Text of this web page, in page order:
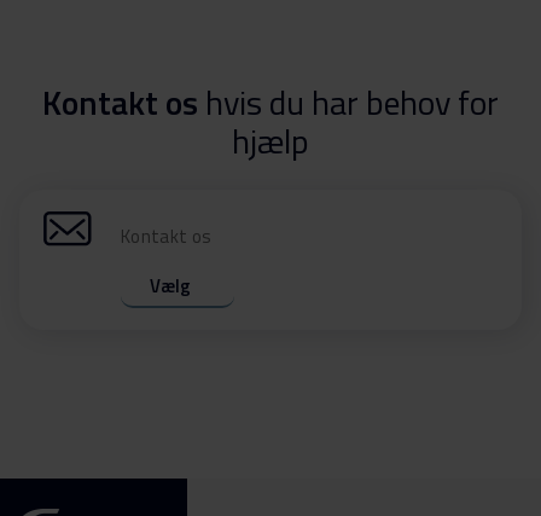
Kontakt os hvis du har behov for
hjælp
Kontakt os
Vælg